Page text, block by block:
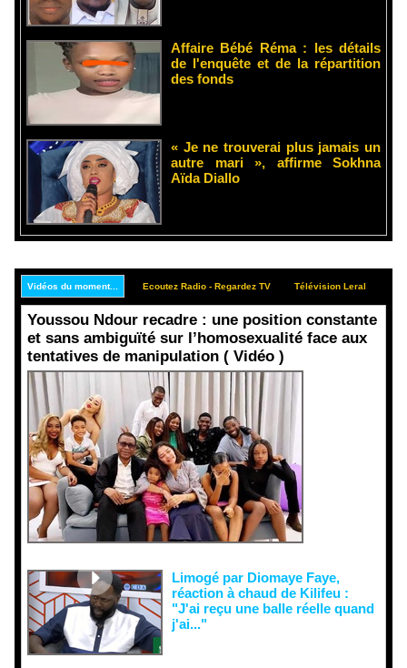
Affaire Bébé Réma : les détails
de l'enquête et de la répartition
des fonds
« Je ne trouverai plus jamais un
autre mari », affirme Sokhna
Aïda Diallo
Vidéos du moment... Ecoutez Radio - Regardez TV Télévision Leral
Youssou Ndour recadre : une position constante
et sans ambiguïté sur l’homosexualité face aux
tentatives de manipulation ( Vidéo )
Limogé par Diomaye Faye,
réaction à chaud de Kilifeu :
"J'ai reçu une balle réelle quand
j'ai..."